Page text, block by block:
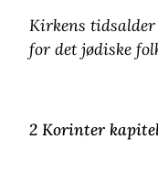
Kirkens tidsalder
for det jødiske
2 Korinter kapitel